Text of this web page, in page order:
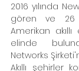
2016 yılında
gören ve 26
Amerikan akıllı
elinde
Networks
Akıllı şehirler